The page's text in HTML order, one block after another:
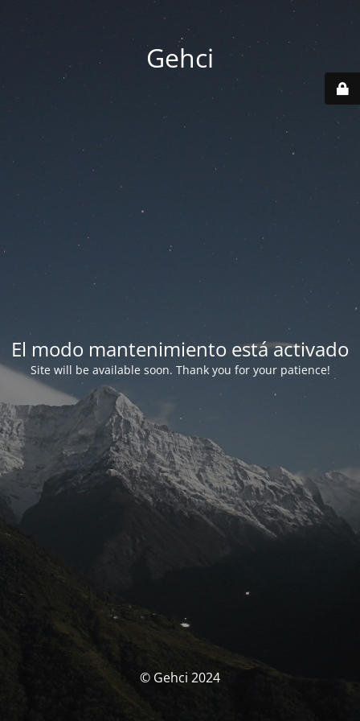
Gehci
El modo mantenimiento está activado
Site will be available soon. Thank you for your patience!
© Gehci 2024